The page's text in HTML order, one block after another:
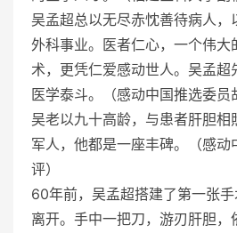
吴孟超总以无尽赤忱善待病人，
外科事业。医者仁心，一个伟大
术，更凭仁爱感动世人。吴孟超
医学泰斗。（感动中国推选委员
吴老以九十高龄，与患者肝胆相
军人，他都是一座丰碑。（感动
评）
60年前，吴孟超搭建了第一张
离开。手中一把刀，游刃肝胆，